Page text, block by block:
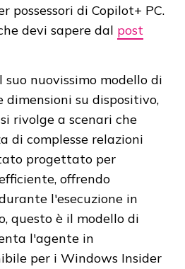
possessori di Copilot+ PC.
devi sapere dal post
nuovissimo modello di
su dispositivo,
rivolge a scenari che
di complesse relazioni
progettato per
offrendo
l'esecuzione in
questo è il modello di
l'agente in
per i Windows Insider